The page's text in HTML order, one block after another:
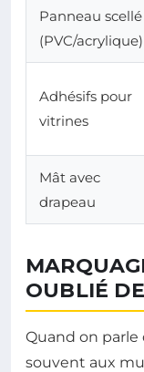
Panneau scellé
(PVC/acrylique)
Adhésifs pour
vitrines
Mât avec
drapeau
OUBLIÉ
Quand on parle
souvent aux